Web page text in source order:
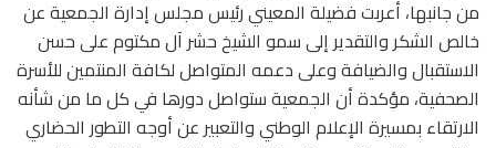
من جانبها، أعربت فضيلة المعيني رئيس مجلس إدارة الجمعية عن
خالص الشكر والتقدير إلى سمو الشيخ حشر آل مكتوم على حسن
الاستقبال والضيافة وعلى دعمه المتواصل لكافة المنتمين للأسرة
الصحفية، مؤكدة أن الجمعية ستواصل دورها في كل ما من شأنه
الارتقاء بمسيرة الإعلام الوطني والتعبير عن أوجه التطور الحضاري